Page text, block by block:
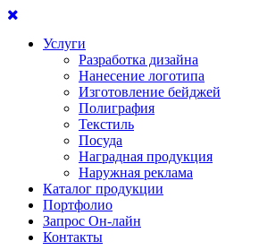
Услуги
Разработка дизайна
Нанесение логотипа
Изготовление бейджей
Полиграфия
Текстиль
Посуда
Наградная продукция
Наружная реклама
Каталог продукции
Портфолио
Запрос Он-лайн
Контакты